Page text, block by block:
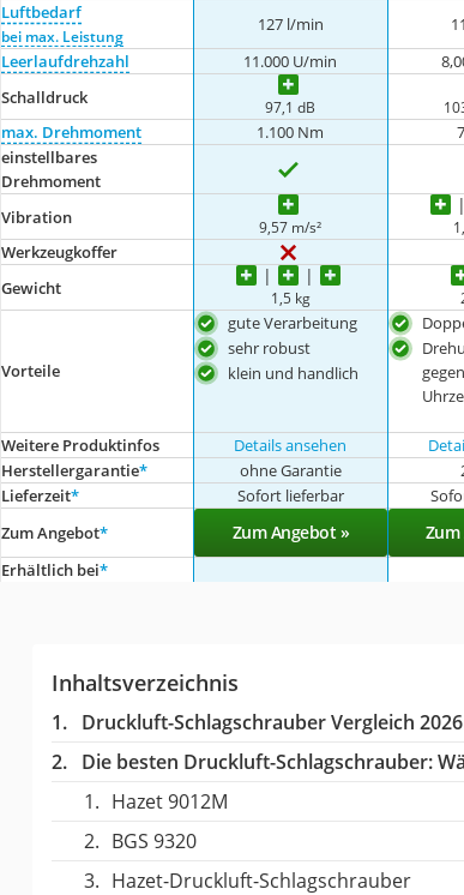
Luftbedarf
bei max. Leistung
127 l/min
Leerlaufdrehzahl
11.000 U/min
Schalldruck
97,1 dB
max. Drehmoment 1.100 Nm
einstellbares
Drehmoment
Vibration 9,57 m/s²
Werkzeugkoffer
Gewicht
1,5 kg
Vorteile
gute Verarbeitung
sehr robust
klein und handlich
Weitere Produktinfos
Details ansehen
Herstellergarantie* ohne Garantie
Lieferzeit* Sofort lieferbar
Zum Angebot* Zum Angebot » Zum
Erhältlich bei*
Inhaltsverzeichnis
Druckluft-Schlagschrauber Vergleich 2026
Die besten Druckluft-Schlagschrauber:
Hazet 9012M
BGS 9320
Hazet-Druckluft-Schlagschrauber